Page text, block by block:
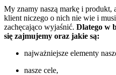
My znamy naszą markę i produkt,
klient niczego o nich nie wie i
zachęcająco wyjaśnić. Dlatego w
się zajmujemy oraz jakie są:
najważniejsze elementy
nasze cele,